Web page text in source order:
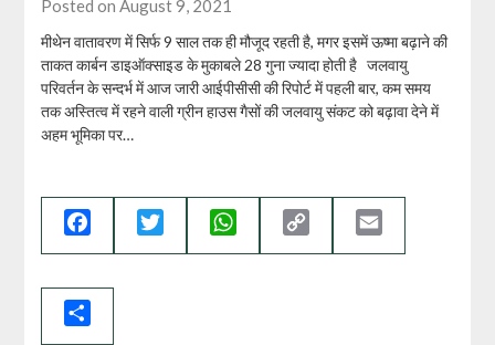
Posted on August 9, 2021
मीथेन वातावरण में सिर्फ 9 साल तक ही मौजूद रहती है, मगर इसमें ऊष्मा बढ़ाने की
ताकत कार्बन डाइऑक्साइड के मुकाबले 28 गुना ज्यादा होती है जलवायु
परिवर्तन के सन्दर्भ में आज जारी आईपीसीसी की रिपोर्ट में पहली बार, कम समय
तक अस्तित्व में रहने वाली ग्रीन हाउस गैसों की जलवायु संकट को बढ़ावा देने में
अहम भूमिका पर…
Facebook Twitter WhatsApp
Link